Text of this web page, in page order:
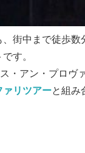
街中まで徒歩
す。
・アン・プロヴ
ァリツアーと組み